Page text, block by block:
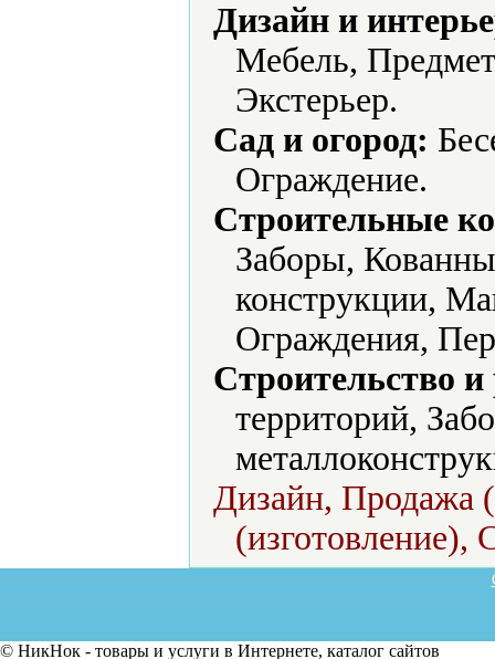
Дизайн и
Мебель,
Экстерьер.
Сад и огород:
Ограждение.
Строительные
Заборы,
конструкции,
Ограждения,
Строительство
территорий,
Дизайн, Продажа
(изготовление),
© НикНок - товары и услуги в Интернете, каталог сайтов